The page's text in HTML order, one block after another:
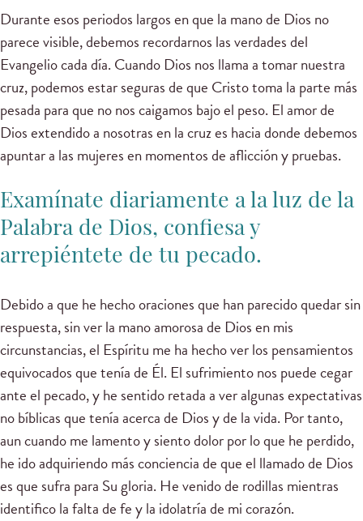
Durante esos periodos largos en que la mano de Dios no
parece visible, debemos recordarnos las verdades del
Evangelio cada día. Cuando Dios nos llama a tomar nuestra
cruz, podemos estar seguras de que Cristo toma la parte más
pesada para que no nos caigamos bajo el peso. El amor de
Dios extendido a nosotras en la cruz es hacia donde debemos
apuntar a las mujeres en momentos de aflicción y pruebas.
Examínate diariamente a la luz de la
Palabra de Dios, confiesa y
arrepiéntete de tu pecado.
Debido a que he hecho oraciones que han parecido quedar sin
respuesta, sin ver la mano amorosa de Dios en mis
circunstancias, el Espíritu me ha hecho ver los pensamientos
equivocados que tenía de Él. El sufrimiento nos puede cegar
ante el pecado, y he sentido retada a ver algunas expectativas
no bíblicas que tenía acerca de Dios y de la vida. Por tanto,
aun cuando me lamento y siento dolor por lo que he perdido,
he ido adquiriendo más conciencia de que el llamado de Dios
es que sufra para Su gloria. He venido de rodillas mientras
identifico la falta de fe y la idolatría de mi corazón.